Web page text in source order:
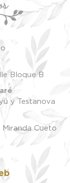
Bloque B
y Testanova
Cueto